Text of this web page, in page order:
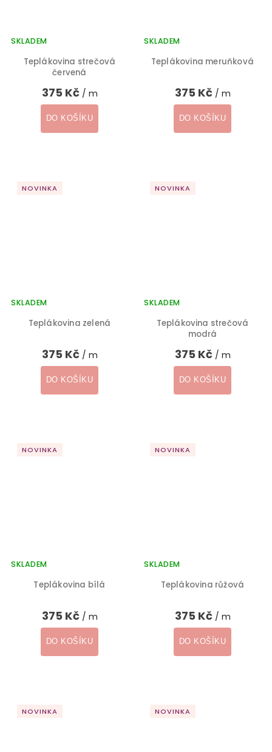
Teplákovina strečová
červená
SKLADEM
375 Kč / m
DO KOŠÍKU
Teplákovina meruňková
SKLADEM
375 Kč / m
DO KOŠÍKU
NOVINKA
Teplákovina zelená
SKLADEM
375 Kč / m
DO KOŠÍKU
NOVINKA
Teplákovina strečová
modrá
SKLADEM
375 Kč / m
DO KOŠÍKU
NOVINKA
Teplákovina bílá
SKLADEM
375 Kč / m
DO KOŠÍKU
NOVINKA
Teplákovina růžová
SKLADEM
375 Kč / m
DO KOŠÍKU
NOVINKA NOVINKA